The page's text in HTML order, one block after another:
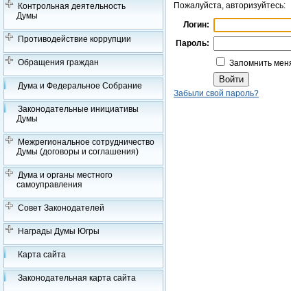
Контрольная деятельность
Думы
Противодействие коррупции
Обращения граждан
Дума и Федеральное Собрание
Законодательные инициативы
Думы
Межрегиональное сотрудничество
Думы (договоры и соглашения)
Дума и органы местного
самоуправления
Совет Законодателей
Награды Думы Югры
Карта сайта
Законодательная карта сайта
Пожалуйста, авторизуйтесь:
Логин:
Пароль:
Запомнить
Забыли свой пароль?